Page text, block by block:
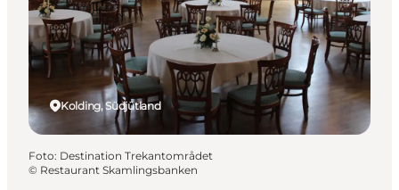
Unterkünfte
Reiseplanung
Kolding, Südjütland
Foto: Destination Trekantområdet
© Restaurant Skamlingsbanken